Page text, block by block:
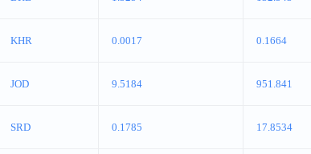
KHR 0.0017 0.1664
JOD 9.5184 951.841
SRD 0.1785 17.8534